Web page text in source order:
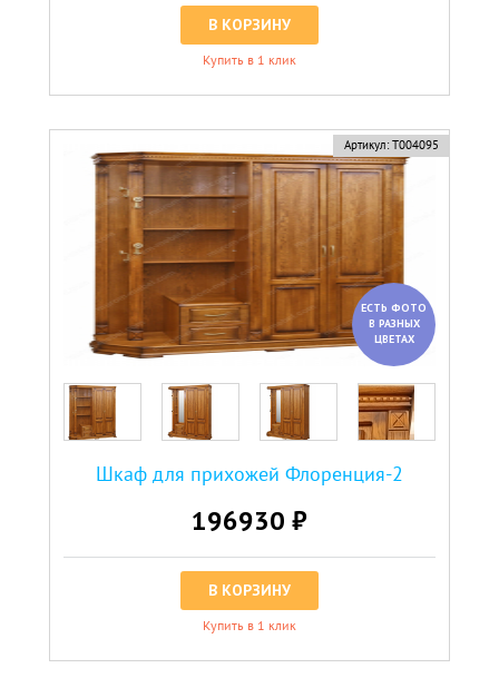
В КОРЗИНУ
Купить в 1 клик
Артикул: Т004095
ЕСТЬ ФОТО
В РАЗНЫХ
ЦВЕТАХ
Шкаф для прихожей Флоренция-2
196930 ₽
В КОРЗИНУ
Купить в 1 клик